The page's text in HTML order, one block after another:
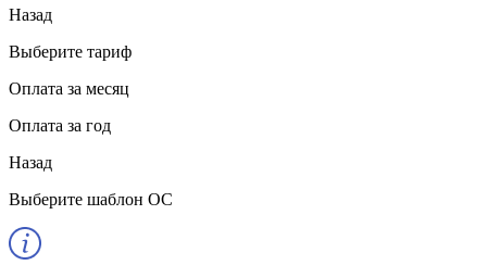
Назад
Выберите тариф
Оплата за месяц
Оплата за год
Назад
Выберите шаблон ОС